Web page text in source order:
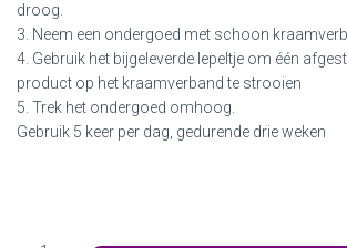
droog.
3. Neem een ondergoed met schoon
4. Gebruik het bijgeleverde lepeltje om één
product op het kraamverband te strooien
5. Trek het ondergoed omhoog.
Gebruik 5 keer per dag, gedurende drie weken